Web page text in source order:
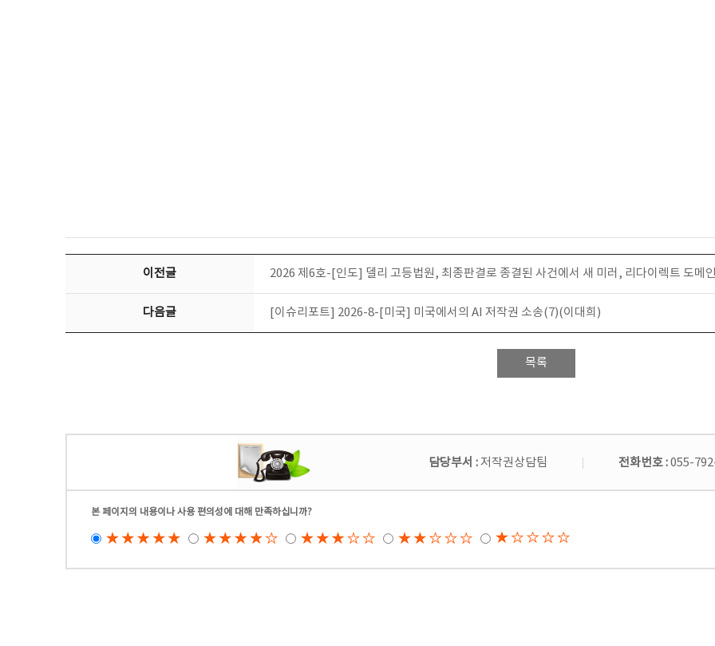
이전글 2026 제6호-[인도] 델리 고등법원, 최종판결로 종결된 사건에서 새 미러, 리다이렉트 도메
다음글 [이슈리포트] 2026-8-[미국] 미국에서의 AI 저작권 소송(7)(이대희)
목록
담당부서 :저작권상담팀 전화번호 :055-
본 페이지의 내용이나 사용 편의성에 대해 만족하십니까?